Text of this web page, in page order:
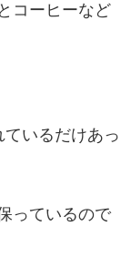
コーヒーなど
ているだけあっ
っているので